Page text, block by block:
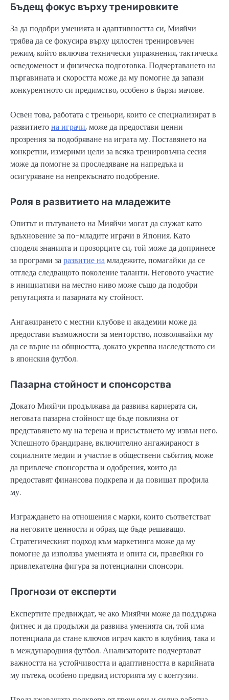
Бъдещ фокус върху тренировките
За да подобри уменията и адаптивността си, Мияйчи
трябва да се фокусира върху цялостен тренировъчен
режим, който включва технически упражнения, тактическа
осведоменост и физическа подготовка. Подчертаването на
пъргавината и скоростта може да му помогне да запази
конкурентното си предимство, особено в бързи мачове.
Освен това, работата с треньори, които се специализират в
развитиетона играчи, може да предостави ценни
прозрения за подобряване на играта му. Поставянето на
конкретни, измерими цели за всяка тренировъчна сесия
може да помогне за проследяване на напредъка и
осигуряване на непрекъснато подобрение.
Роля в развитието на младежите
Опитът и пътуването на Мияйчи могат да служат като
вдъхновение за по-младите играчи в Япония. Като
споделя знанията и прозорците си, той може да допринесе
за програми заразвитие намладежите, помагайки да се
отгледа следващото поколение таланти. Неговото участие
в инициативи на местно ниво може също да подобри
репутацията и пазарната му стойност.
Ангажирането с местни клубове и академии може да
предостави възможности за менторство, позволявайки му
да се върне на общността, докато укрепва наследството си
в японския футбол.
Пазарна стойност и спонсорства
Докато Мияйчи продължава да развива кариерата си,
неговата пазарна стойност ще бъде повлияна от
представянето му на терена и присъствието му извън него.
Успешното брандиране, включително ангажираност в
социалните медии и участие в обществени събития, може
да привлече спонсорства и одобрения, които да
предоставят финансова подкрепа и да повишат профила
му.
Изграждането на отношения с марки, които съответстват
на неговите ценности и образ, ще бъде решаващо.
Стратегическият подход към маркетинга може да му
помогне да използва уменията и опита си, правейки го
привлекателна фигура за потенциални спонсори.
Прогнози от експерти
Експертите предвиждат, че ако Мияйчи може да поддържа
фитнес и да продължи да развива уменията си, той има
потенциала да стане ключов играч както в клубния, така и
в международния футбол. Анализаторите подчертават
важността на устойчивостта и адаптивността в карийната
му пътека, особено предвид историята му с контузии.